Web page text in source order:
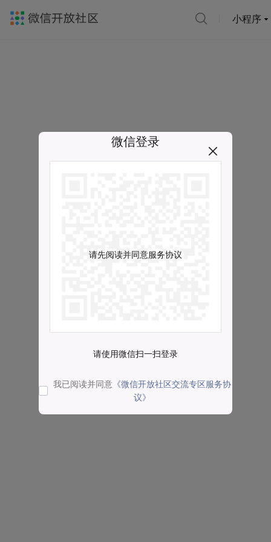
小程序
微信登录
请先阅读并同意服务协议
请使用微信扫一扫登录
我已阅读并同意 《微信开放社区交流专区服务协
议》